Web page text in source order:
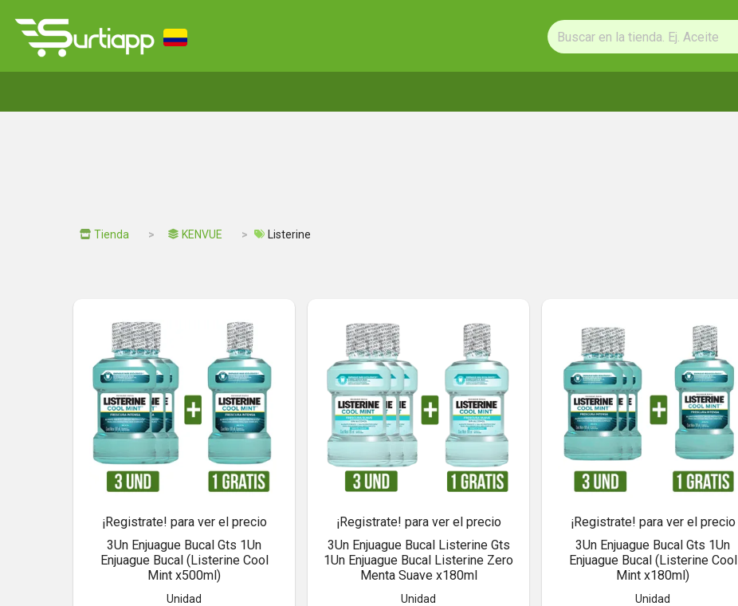
Tienda KENVUE Listerine
¡Registrate! para ver el precio
3Un Enjuague Bucal Gts 1Un
Enjuague Bucal (Listerine Cool
Mint x500ml)
Unidad
¡Registrate! para ver el precio
3Un Enjuague Bucal Listerine Gts
1Un Enjuague Bucal Listerine Zero
Menta Suave x180ml
Unidad
¡Registrate! para ver el precio
3Un Enjuague Bucal Gts 1Un
Enjuague Bucal (Listerine Cool
Mint x180ml)
Unidad